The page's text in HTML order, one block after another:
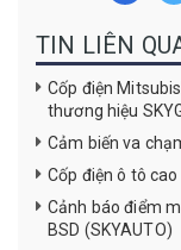
TIN LIÊN
Cốp điện
thương hiệu
Cảm biến va
Cốp điện ô tô
Cảnh báo điểm
BSD (SKYAUTO)